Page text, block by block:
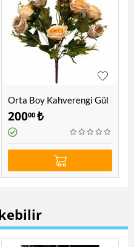
Orta Boy Kahverengi Gül
Yapay Çiçek Demeti
20000 ₺